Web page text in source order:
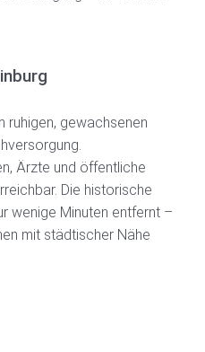
ruhigen, gewachsenen
Ärzte und öffentliche
Die historische
wenige Minuten entfernt –
mit städtischer Nähe